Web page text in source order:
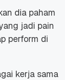
dia paham
jadi pain
perform di
kerja sama